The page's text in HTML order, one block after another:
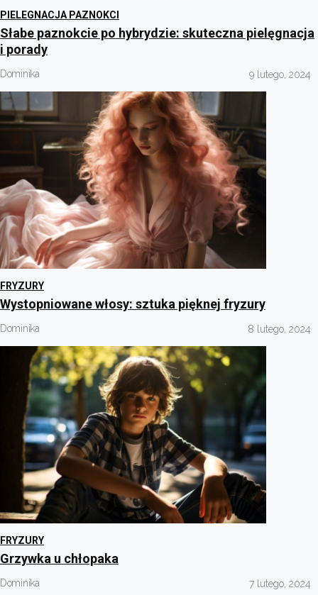
PIELEGNACJA PAZNOKCI
Słabe paznokcie po hybrydzie: skuteczna pielęgnacja
i porady
Dominika 9 lutego, 2024
FRYZURY
Wystopniowane włosy: sztuka pięknej fryzury
Dominika 8 lutego, 2024
FRYZURY
Grzywka u chłopaka
Dominika 7 lutego, 2024